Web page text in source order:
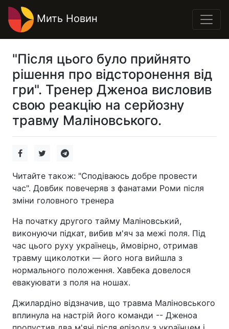
Мить Новин
"Після цього було прийнято
рішення про відсторонення від
гри". Тренер Дженоа висловив
свою реакцію на серйозну
травму Маліновського.
Читайте також: "Сподіваюсь добре провести
час". Довбик повечеряв з фанатами Роми після
зміни головного тренера
На початку другого тайму Маліновський,
виконуючи підкат, вибив м'яч за межі поля. Під
час цього руху українець, ймовірно, отримав
травму щиколотки — його нога вийшла з
нормального положення. Хавбека довелося
евакуювати з поля на ношах.
Джилардіно відзначив, що травма Маліновського
вплинула на настрій його команди -- Дженоа